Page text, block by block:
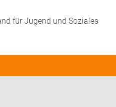
für Jugend und Soziales